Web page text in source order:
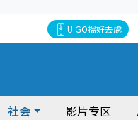
U GO搵好去處
社会 影片专区